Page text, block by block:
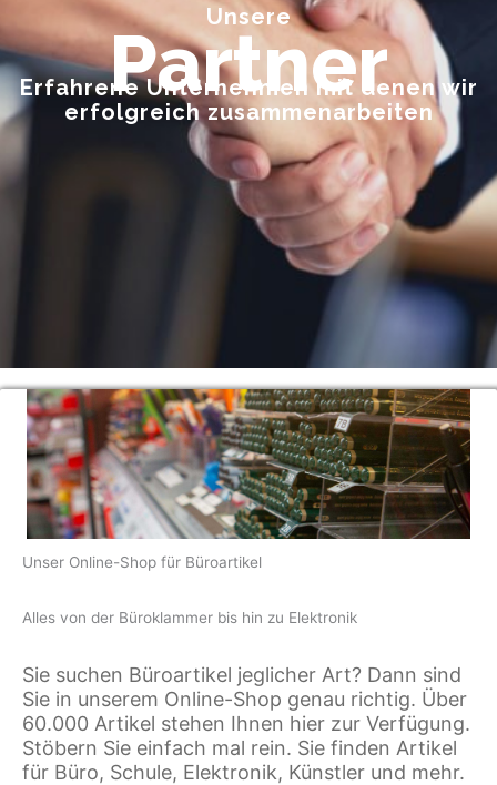
Unsere
Partner
Erfahrene Unternehmen mit denen wir
erfolgreich zusammenarbeiten
Unser Online-Shop für Büroartikel
Alles von der Büroklammer bis hin zu Elektronik
Sie suchen Büroartikel jeglicher Art? Dann sind
Sie in unserem Online-Shop genau richtig. Über
60.000 Artikel stehen Ihnen hier zur Verfügung.
Stöbern Sie einfach mal rein. Sie finden Artikel
für Büro, Schule, Elektronik, Künstler und mehr.